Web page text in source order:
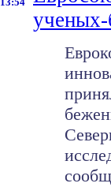
ученых-